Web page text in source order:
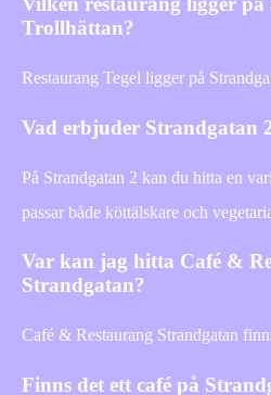
Trollhättan?
Restaurang Tegel ligger på
Vad erbjuder Strandgatan
På Strandgatan 2 kan du hitta en
passar både köttälskare och
Var kan jag hitta Café &
Strandgatan?
Café & Restaurang Strandgatan
Finns det ett café på